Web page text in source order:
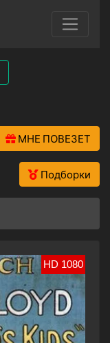
МНЕ ПОВЕЗЕТ
Подборки
HD 1080